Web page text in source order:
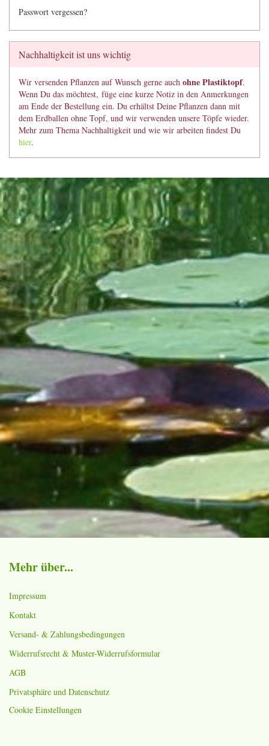
Passwort vergessen?
Nachhaltigkeit ist uns wichtig
Wir versenden Pflanzen auf Wunsch gerne auch ohne Plastiktopf.
Wenn Du das möchtest, füge eine kurze Notiz in den Anmerkungen
am Ende der Bestellung ein. Du erhältst Deine Pflanzen dann mit
dem Erdballen ohne Topf, und wir verwenden unsere Töpfe wieder.
Mehr zum Thema Nachhaltigkeit und wie wir arbeiten findest Du
hier.
Mehr über...
Impressum
Kontakt
Versand- & Zahlungsbedingungen
Widerrufsrecht & Muster-Widerrufsformular
AGB
Privatsphäre und Datenschutz
Cookie Einstellungen